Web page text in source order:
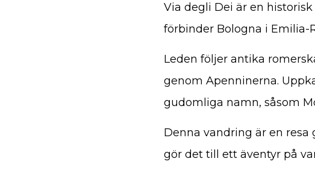
Via degli Dei är en
förbinder Bologna i Emilia-
Leden följer antika
genom Apenninerna.
gudomliga namn, såsom
Denna vandring är en
gör det till ett äventyr på